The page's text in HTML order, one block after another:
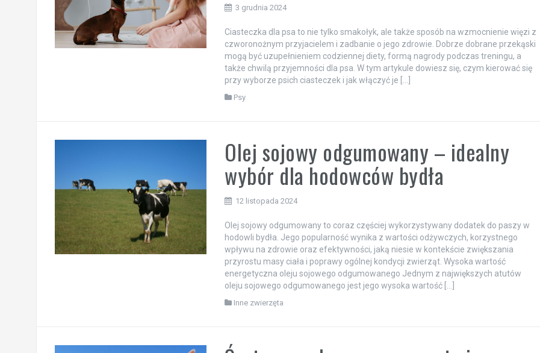
3 grudnia 2024
Ciasteczka dla psa to nie tylko smakołyk, ale także sposób na wzmocnienie więzi z
czworonożnym przyjacielem i zadbanie o jego zdrowie. Dobrze dobrane przekąski
mogą być uzupełnieniem codziennej diety, formą nagrody podczas treningu, a
także chwilą przyjemności dla psa. W tym artykule dowiesz się, czym kierować się
przy wyborze psich ciasteczek i jak włączyć je […]
Psy
Olej sojowy odgumowany – idealny
wybór dla hodowców bydła
12 listopada 2024
Olej sojowy odgumowany to coraz częściej wykorzystywany dodatek do paszy w
hodowli bydła. Jego popularność wynika z wartości odżywczych, korzystnego
wpływu na zdrowie oraz efektywności, jaką niesie w kontekście zwiększania
przyrostu masy ciała i poprawy ogólnej kondycji zwierząt. Wysoka wartość
energetyczna oleju sojowego odgumowanego Jednym z największych atutów
oleju sojowego odgumowanego jest jego wysoka wartość […]
Inne zwierzęta